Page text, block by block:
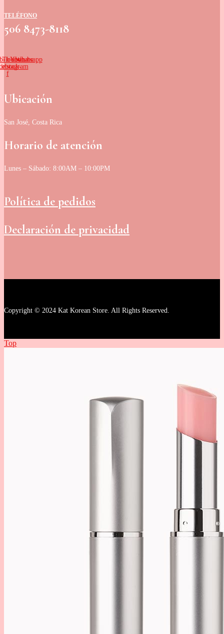
TELÉFONO
506 8473-8118
icon-
f
Tb-icon-
instagram
Youtube
Whatsapp
Ubicación
San José, Costa Rica
Horario de atención
Lunes – Sábado: 8:00AM – 10:00PM
Política de pedidos
Declaración de privacidad
Copyright © 2024 Kat Korean Store. All Rights Reserved.
Top